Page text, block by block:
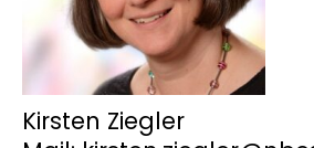
Kirsten Ziegler